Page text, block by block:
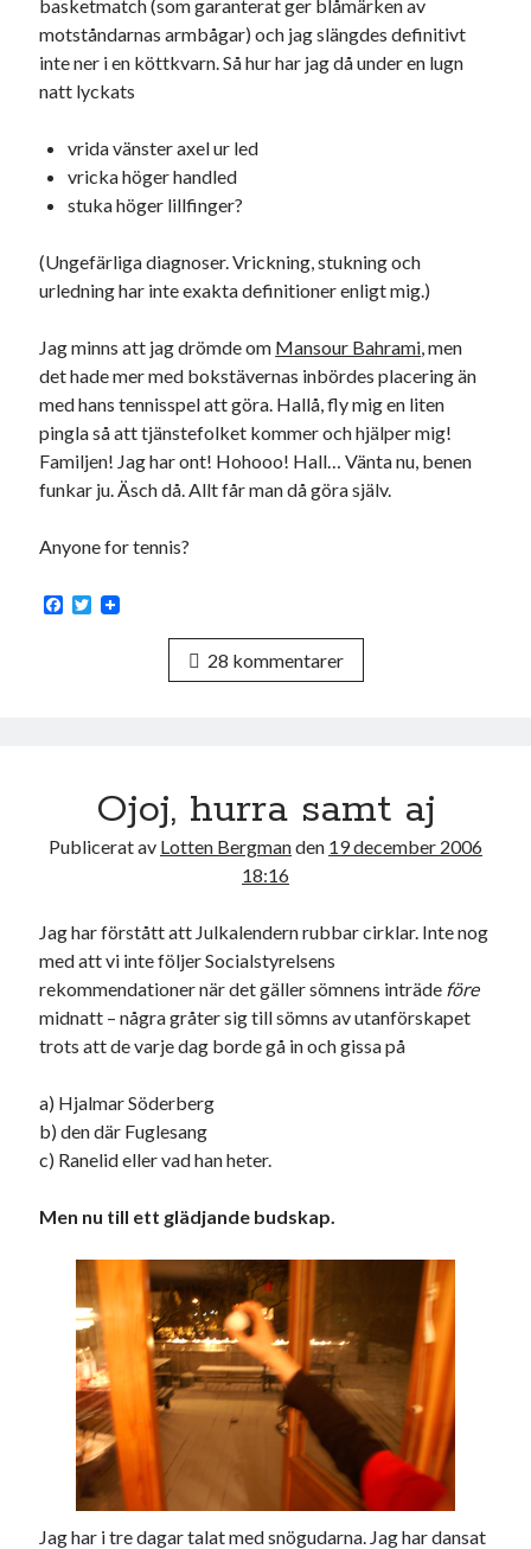
basketmatch (som garanterat ger blåmärken av
motståndarnas armbågar) och jag slängdes definitivt
inte ner i en köttkvarn. Så hur har jag då under en lugn
natt lyckats
vrida vänster axel ur led
vricka höger handled
stuka höger lillfinger?
(Ungefärliga diagnoser. Vrickning, stukning och
urledning har inte exakta definitioner enligt mig.)
Jag minns att jag drömde om Mansour Bahrami, men
det hade mer med bokstävernas inbördes placering än
med hans tennisspel att göra. Hallå, fly mig en liten
pingla så att tjänstefolket kommer och hjälper mig!
Familjen! Jag har ont! Hohooo! Hall… Vänta nu, benen
funkar ju. Äsch då. Allt får man då göra själv.
Anyone for tennis?
F
T
28 kommentarer
Ojoj, hurra samt aj
Publicerat av Lotten Bergmanden 19 december 2006
18:16
Jag har förstått att Julkalendern rubbar cirklar. Inte nog
med att vi inte följer Socialstyrelsens
rekommendationer när det gäller sömnens inträde före
midnatt – några gråter sig till sömns av utanförskapet
trots att de varje dag borde gå in och gissa på
a) Hjalmar Söderberg
b) den där Fuglesang
c) Ranelid eller vad han heter.
Men nu till ett glädjande budskap.
Jag har i tre dagar talat med snögudarna. Jag har dansat